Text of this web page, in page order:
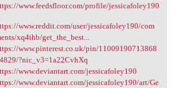
www.feedsfloor.com/profile/jessicafoley190
www.reddit.com/user/jessicafoley190/com
xq4ihb/get_the_best...
www.pinterest.co.uk/pin/11009190713868
?nic_v3=1a22CvhXq
www.deviantart.com/jessicafoley190
www.deviantart.com/jessicafoley190/art/Ge